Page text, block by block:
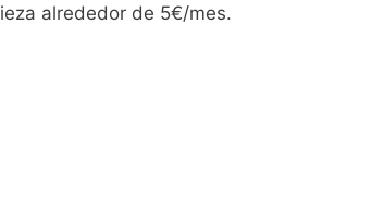
alrededor de 5€/mes.